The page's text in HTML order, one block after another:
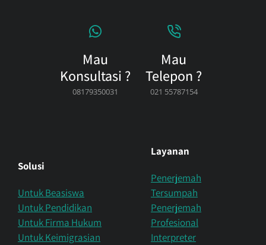
Mau
Konsultasi ?
08179350031
Mau
Telepon ?
021 55787154
Solusi
Untuk Beasiswa
Untuk Pendidikan
Untuk Firma Hukum
Untuk Keimigrasian
Layanan
Penerjemah
Tersumpah
Penerjemah
Profesional
Interpreter